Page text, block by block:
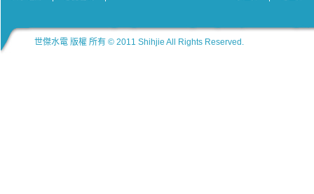
世傑水電 版權 所有 © 2011 Shihjie All Rights Reserved.